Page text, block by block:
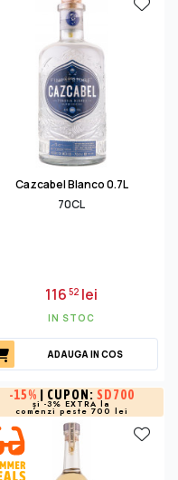
Cazcabel Blanco 0.7L
70CL
11652 lei
IN STOC
ADAUGA IN COS
-15% | CUPON: SD700
și -3% EXTRA la
comenzi peste 700 lei